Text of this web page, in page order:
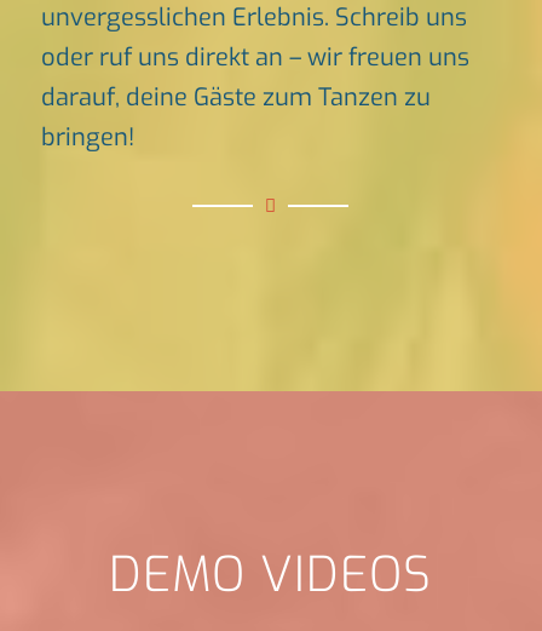
unvergesslichen Erlebnis. Schreib uns
oder ruf uns direkt an – wir freuen uns
darauf, deine Gäste zum Tanzen zu
bringen!
DEMO VIDEOS